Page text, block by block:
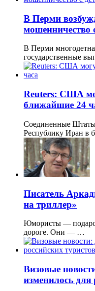
В Перми
мошенничество
В Перми
государственные
Reuters: США
ближайшие 24
Соединенные Штаты
Республику Иран в
Писатель
на триллер»
Юмористы —
дороге. Они — …
Визовые
изменилось для